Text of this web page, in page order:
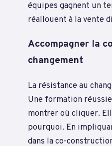
équipes gagnent un
réallouent à la vente
Accompagner la
changement
La résistance au
Une formation
montrer où cliquer.
pourquoi. En
dans la co-